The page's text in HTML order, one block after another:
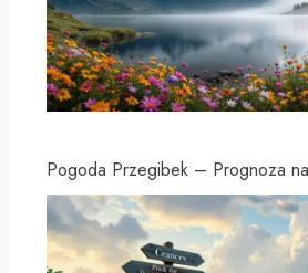
Pogoda Przegibek – Prognoza